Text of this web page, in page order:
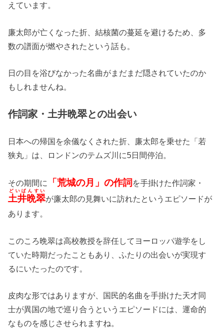
えています。
廉太郎が亡くなった折、結核菌の蔓延を避けるため、多
数の譜面が燃やされたという話も。
日の目を浴びなかった名曲がまだまだ隠されていたのか
もしれませんね。
作詞家・土井晩翠との出会い
日本への帰国を余儀なくされた折、廉太郎を乗せた「若
狭丸」は、ロンドンのテムズ川に5日間停泊。
その期間に 「荒城の月」の作詞 を手掛けた作詞家・
土井晩翠
どいばんすい
が廉太郎の見舞いに訪れたというエピソードが
あります。
このころ晩翠は高校教授を辞任してヨーロッパ遊学をし
ていた時期だったこともあり、ふたりの出会いが実現す
るにいたったのです。
皮肉な形ではありますが、国民的名曲を手掛けた天才同
士が異国の地で巡り合うというエピソードには、運命的
なものを感じさせられますね。